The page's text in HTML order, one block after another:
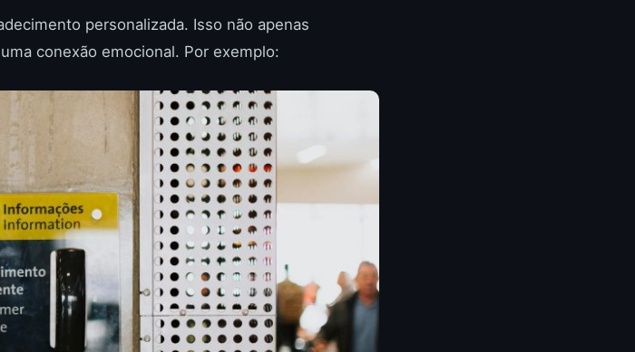
personalizada. Isso não apenas
conexão emocional. Por exemplo: